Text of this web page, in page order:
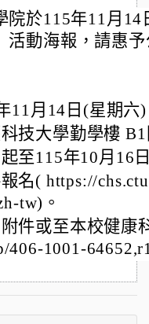
院於115年11月
活動海報，請惠
11月14日(星期六
技大學勤學樓
至115年10月16
名( https://
tw)。
件或至本校健康
406-1001-